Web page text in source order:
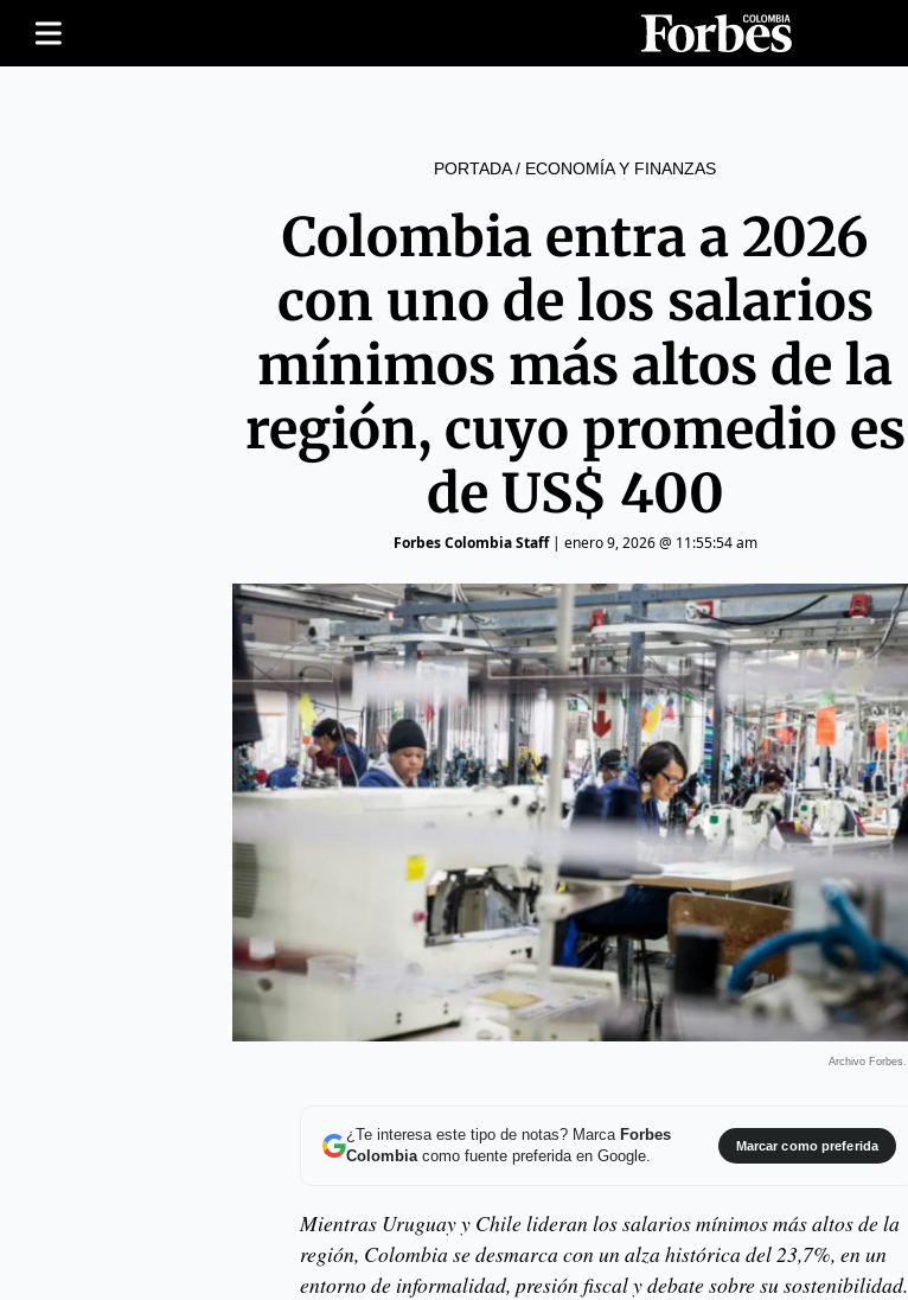
PORTADA/ ECONOMÍA Y FINANZAS
Colombia entra a 2026
con uno de los salarios
mínimos más altos de la
región, cuyo promedio es
de US$ 400
Forbes Colombia Staff| enero 9, 2026 @ 11:55:54 am
Archivo Forbes.
¿Te interesa este tipo de notas? Marca Forbes
Colombiacomo fuente preferida en Google.
Marcar como preferida
Mientras Uruguay y Chile lideran los salarios mínimos más altos de la
región, Colombia se desmarca con un alza histórica del 23,7%, en un
entorno de informalidad, presión fiscal y debate sobre su sostenibilidad.